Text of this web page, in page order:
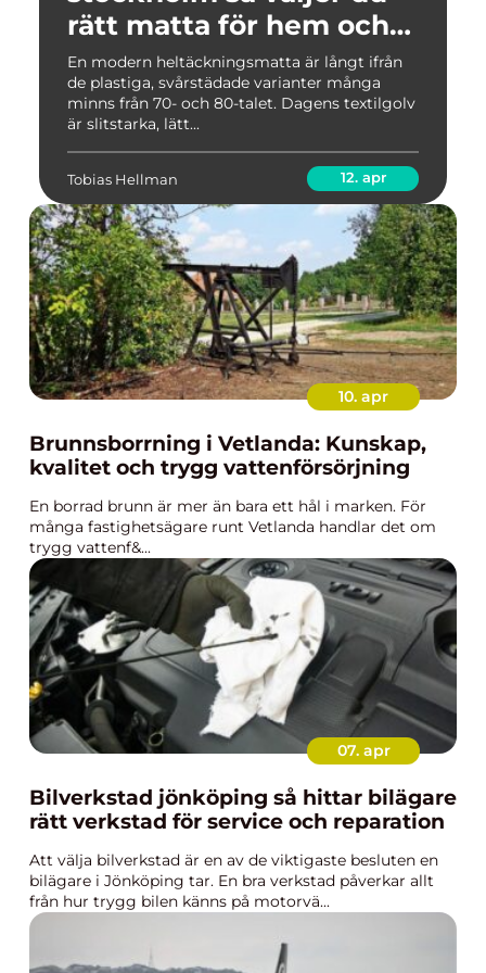
rätt matta för hem och
kontor
En modern heltäckningsmatta är långt ifrån
de plastiga, svårstädade varianter många
minns från 70- och 80-talet. Dagens textilgolv
är slitstarka, lätt...
Tobias Hellman 12. apr
10. apr
Brunnsborrning i Vetlanda: Kunskap,
kvalitet och trygg vattenförsörjning
En borrad brunn är mer än bara ett hål i marken. För
många fastighetsägare runt Vetlanda handlar det om
trygg vattenf&...
07. apr
Bilverkstad jönköping så hittar bilägare
rätt verkstad för service och reparation
Att välja bilverkstad är en av de viktigaste besluten en
bilägare i Jönköping tar. En bra verkstad påverkar allt
från hur trygg bilen känns på motorvä...